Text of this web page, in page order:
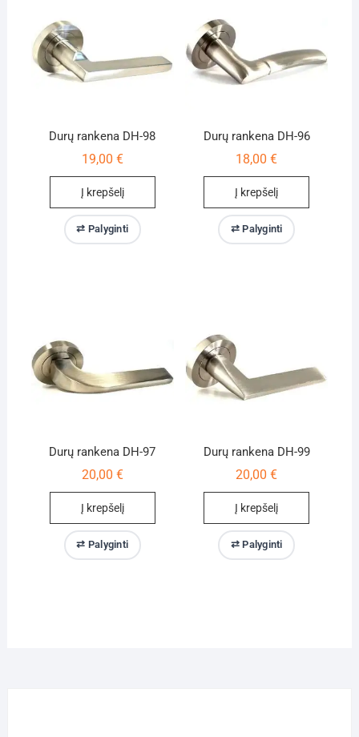
Durų rankena DH-98
19,00 €
Į krepšelį
⇄ Palyginti
Durų rankena DH-96
18,00€
Į krepšelį
⇄ Palyginti
Durų rankena DH-97
20,00 €
Į krepšelį
⇄ Palyginti
Durų rankena DH-99
20,00€
Į krepšelį
⇄ Palyginti